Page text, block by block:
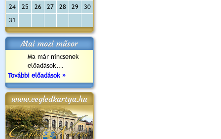
24
25 26 27 28 29
30
31
Mai mozi műsor
Ma már nincsenek
előadások...
További előadások »
www.cegledkartya.hu